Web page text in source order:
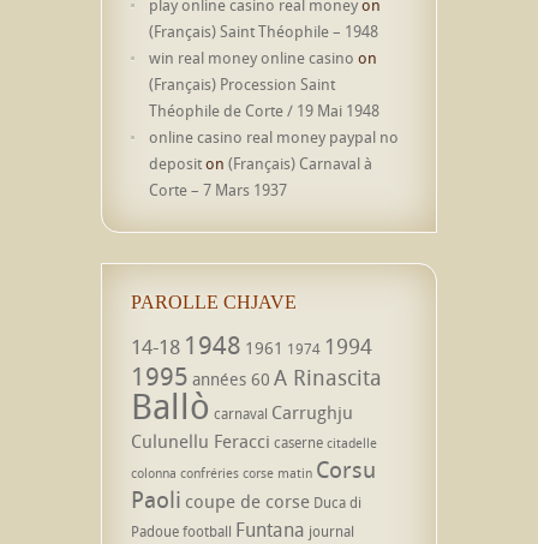
(Français) Saint Théophile – 1948
win real money online casino on
(Français) Procession Saint
Théophile de Corte / 19 Mai 1948
online casino real money paypal no
depositon (Français) Carnaval à
Corte – 7 Mars 1937
PAROLLE CHJAVE
14-18 1948 1961 1974 1994
1995 années 60 A Rinascita
Ballò carnaval Carrughju
Culunellu Feracci caserne citadelle
colonna confréries corse matin Corsu
Paoli coupe de corse Duca di
Padouefootball Funtana journal